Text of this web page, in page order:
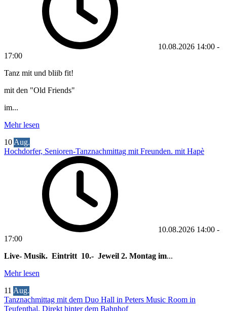
10.08.2026 14:00 -
17:00
Tanz mit und bliib fit!
mit den "Old Friends"
im...
Mehr lesen
10 Aug.
Hochdorfer, Senioren-Tanznachmittag mit Freunden. mit Hapè
10.08.2026 14:00 -
17:00
Live- Musik. Eintritt 10.- Jeweil 2. Montag im...
Mehr lesen
11 Aug.
Tanznachmittag mit dem Duo Hall in Peters Music Room in
Teufenthal. Direkt hinter dem Bahnhof